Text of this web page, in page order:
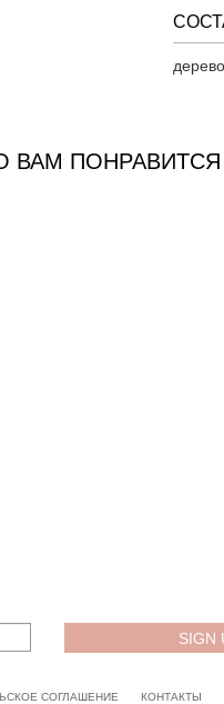
дерево
ВАМ ПОНРАВИТСЯ
СОГЛАШЕНИЕ КОНТАКТЫ